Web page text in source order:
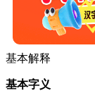
基本解释
基本字义